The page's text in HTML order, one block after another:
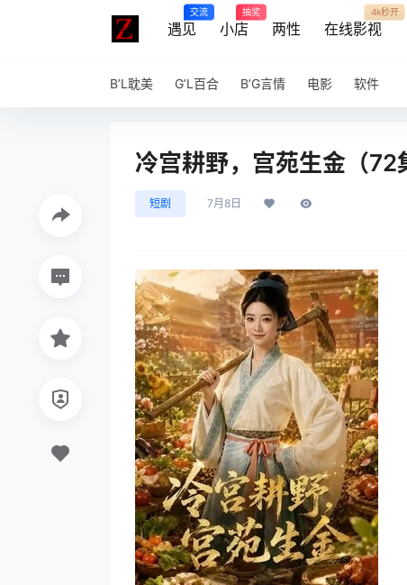
遇见
交流
小店
抽奖
两性 在线影视
4k秒开
B’L耽美 G’L百合 B’G言情 电影 软件
冷宫耕野，宫苑生金（
短剧 7月8日